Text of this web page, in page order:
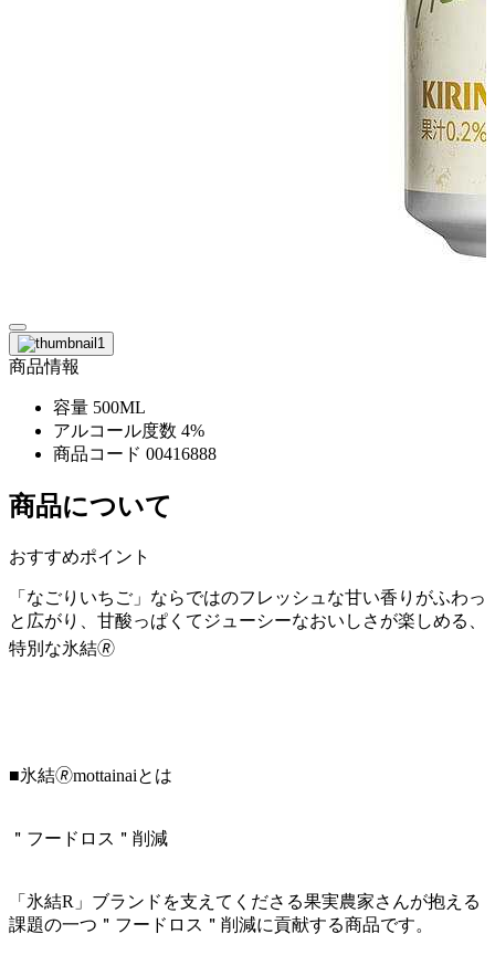
商品情報
容量 500ML
アルコール度数 4%
商品コード 00416888
商品について
おすすめポイント
「なごりいちご」ならではのフレッシュな甘い香りがふわっ
と広がり、甘酸っぱくてジューシーなおいしさが楽しめる、
特別な氷結🄬
■氷結🄬mottainaiとは
＂フードロス＂削減
「氷結R」ブランドを支えてくださる果実農家さんが抱える
課題の一つ＂フードロス＂削減に貢献する商品です。